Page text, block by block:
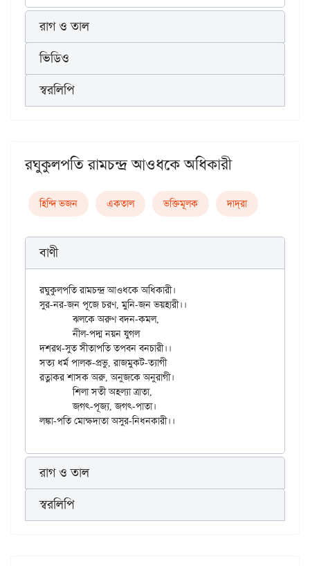
রাগ ও তাল
ভিডিও
স্বরলিপি
রঘুকুলপতি রামচন্দ্র আওধকে অধিকারী
হিন্দি ভজন একতাল ভক্তিমূলক দাদ্‌রা
বাণী
রঘুকুলপতি রামচন্দ্র আওধকে অধিকারী।
সুর-নর-জন পূজে চরণ, মুনি-জন ভয়হারী।।
	ঝলকে অরুণ বদন-কমল,
	নীল-পদ্ম নয়ন যুগল
দশরথ-সুত সীতাপতি তপবন বনচারী।।
সত্য ধর্ম পালক-প্রভু, রাজমুকট-ত্যাগী
রত্নাকর শাসক অরু, অনুজকে অনুরাগী।
	শিলা সতী অহল্যা ত্রাতা,
	জগৎ-পূজ্য, জগৎ-পাতা।
রাগ ও তাল
স্বরলিপি